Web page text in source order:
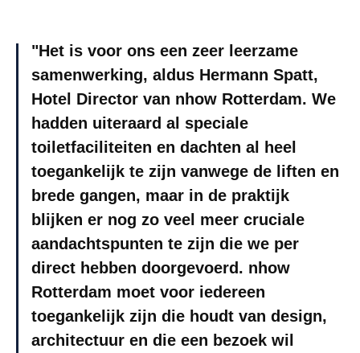
Het is voor ons een zeer leerzame
samenwerking, aldus Hermann Spatt,
Hotel Director van nhow Rotterdam. We
hadden uiteraard al speciale
toiletfaciliteiten en dachten al heel
toegankelijk te zijn vanwege de liften en
brede gangen, maar in de praktijk
blijken er nog zo veel meer cruciale
aandachtspunten te zijn die we per
direct hebben doorgevoerd. nhow
Rotterdam moet voor iedereen
toegankelijk zijn die houdt van design,
architectuur en die een bezoek wil